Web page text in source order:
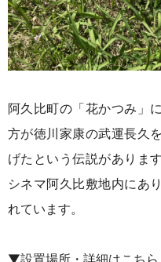
阿久比町の「花かつみ」
方が徳川家康の武運長久
げたという伝説がありま
シネマ阿久比敷地内にあ
れています。